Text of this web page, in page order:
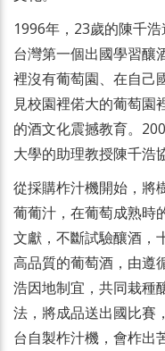
1996年，23歲的陳千
台灣第一個出國學習釀
裡沒有葡萄園、在自己
見校園裡偌大的葡萄園
的酒文化震撼教育。
大學的助理教授陳千浩
從採購柞汁機開始，將
葡葡汁，在葡萄成熟時
文獻，不斷試驗釀酒，
高品質的葡萄酒，由遵
浩因地制宜，共同栽種
法，將成品送出國比賽
台自製柞汁機，會柞出